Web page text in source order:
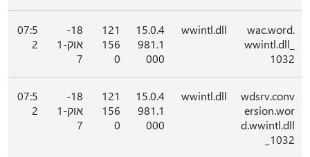
wac.word.
wwintl.dll_
1032
wwintl.dll
15.0.4
981.1
000
121
156
0
18-
אוק-1
7
07:5
2
wdsrv.conv
ersion.wor
d.wwintl.dll
_1032
wwintl.dll
15.0.4
981.1
000
121
156
0
18-
אוק-1
7
07:5
2